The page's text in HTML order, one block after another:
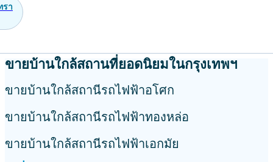
รา
ขายบ้านใกล้สถานที่ยอดนิยมในกรุงเทพฯ
ขายบ้านใกล้สถานีรถไฟฟ้าอโศก
ขายบ้านใกล้สถานีรถไฟฟ้าทองหล่อ
ขายบ้านใกล้สถานีรถไฟฟ้าเอกมัย